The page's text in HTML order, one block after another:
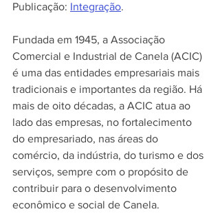
Publicação: Integração.
Fundada em 1945, a Associação
Comercial e Industrial de Canela (ACIC)
é uma das entidades empresariais mais
tradicionais e importantes da região. Há
mais de oito décadas, a ACIC atua ao
lado das empresas, no fortalecimento
do empresariado, nas áreas do
comércio, da indústria, do turismo e dos
serviços, sempre com o propósito de
contribuir para o desenvolvimento
econômico e social de Canela.